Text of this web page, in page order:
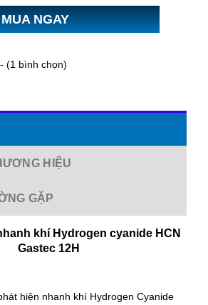
MUA NGAY
(1 bình chọn)
HIỆU
GẶP
khí Hydrogen cyanide HCN
Gastec 12H
hiện nhanh khí Hydrogen Cyanide